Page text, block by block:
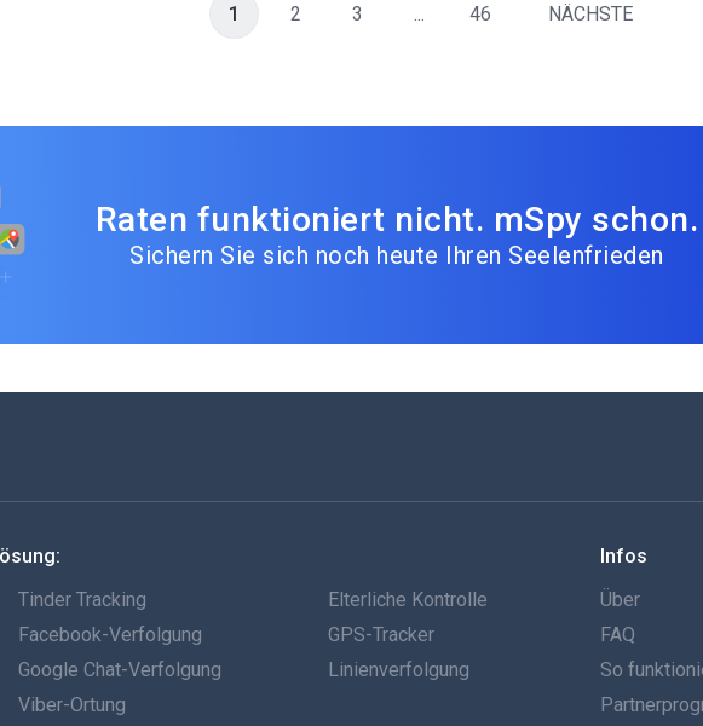
1 2 3 ... 46 NÄCHSTE
Raten funktioniert nicht. mSpy schon.
Sichern Sie sich noch heute Ihren Seelenfrieden
Tinder Tracking
Facebook-Verfolgung
Google Chat-Verfolgung
Viber-Ortung
Elterliche Kontrolle
GPS-Tracker
Linienverfolgung
Infos
Über
FAQ
So